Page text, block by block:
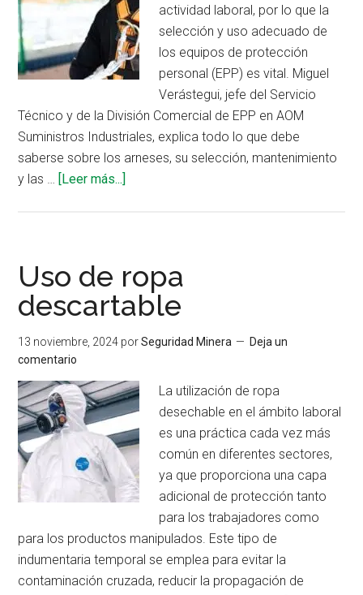
actividad laboral, por lo que la
selección y uso adecuado de
los equipos de protección
personal (EPP) es vital. Miguel
Verástegui, jefe del Servicio
Técnico y de la División Comercial de EPP en AOM
Suministros Industriales, explica todo lo que debe
saberse sobre los arneses, su selección, mantenimiento
y las … [Leer más...]
Suministros
Industriales
uso
arnés
Uso de ropa
descartable
13 noviembre, 2024 porSeguridad Minera
Deja un
comentario
La utilización de ropa
desechable en el ámbito laboral
es una práctica cada vez más
común en diferentes sectores,
ya que proporciona una capa
adicional de protección tanto
para los trabajadores como
para los productos manipulados. Este tipo de
indumentaria temporal se emplea para evitar la
contaminación cruzada, reducir la propagación de